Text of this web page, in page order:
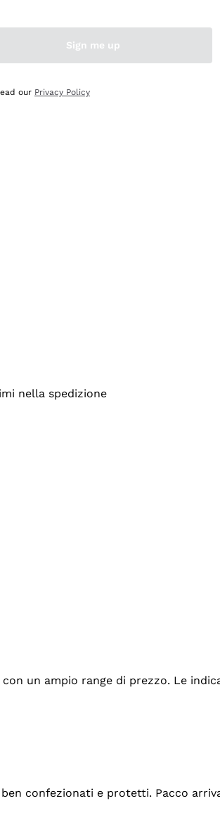
nella spedizione
un ampio range di prezzo. Le
confezionati e protetti. Pacco
Sign me up
our Privacy Policy